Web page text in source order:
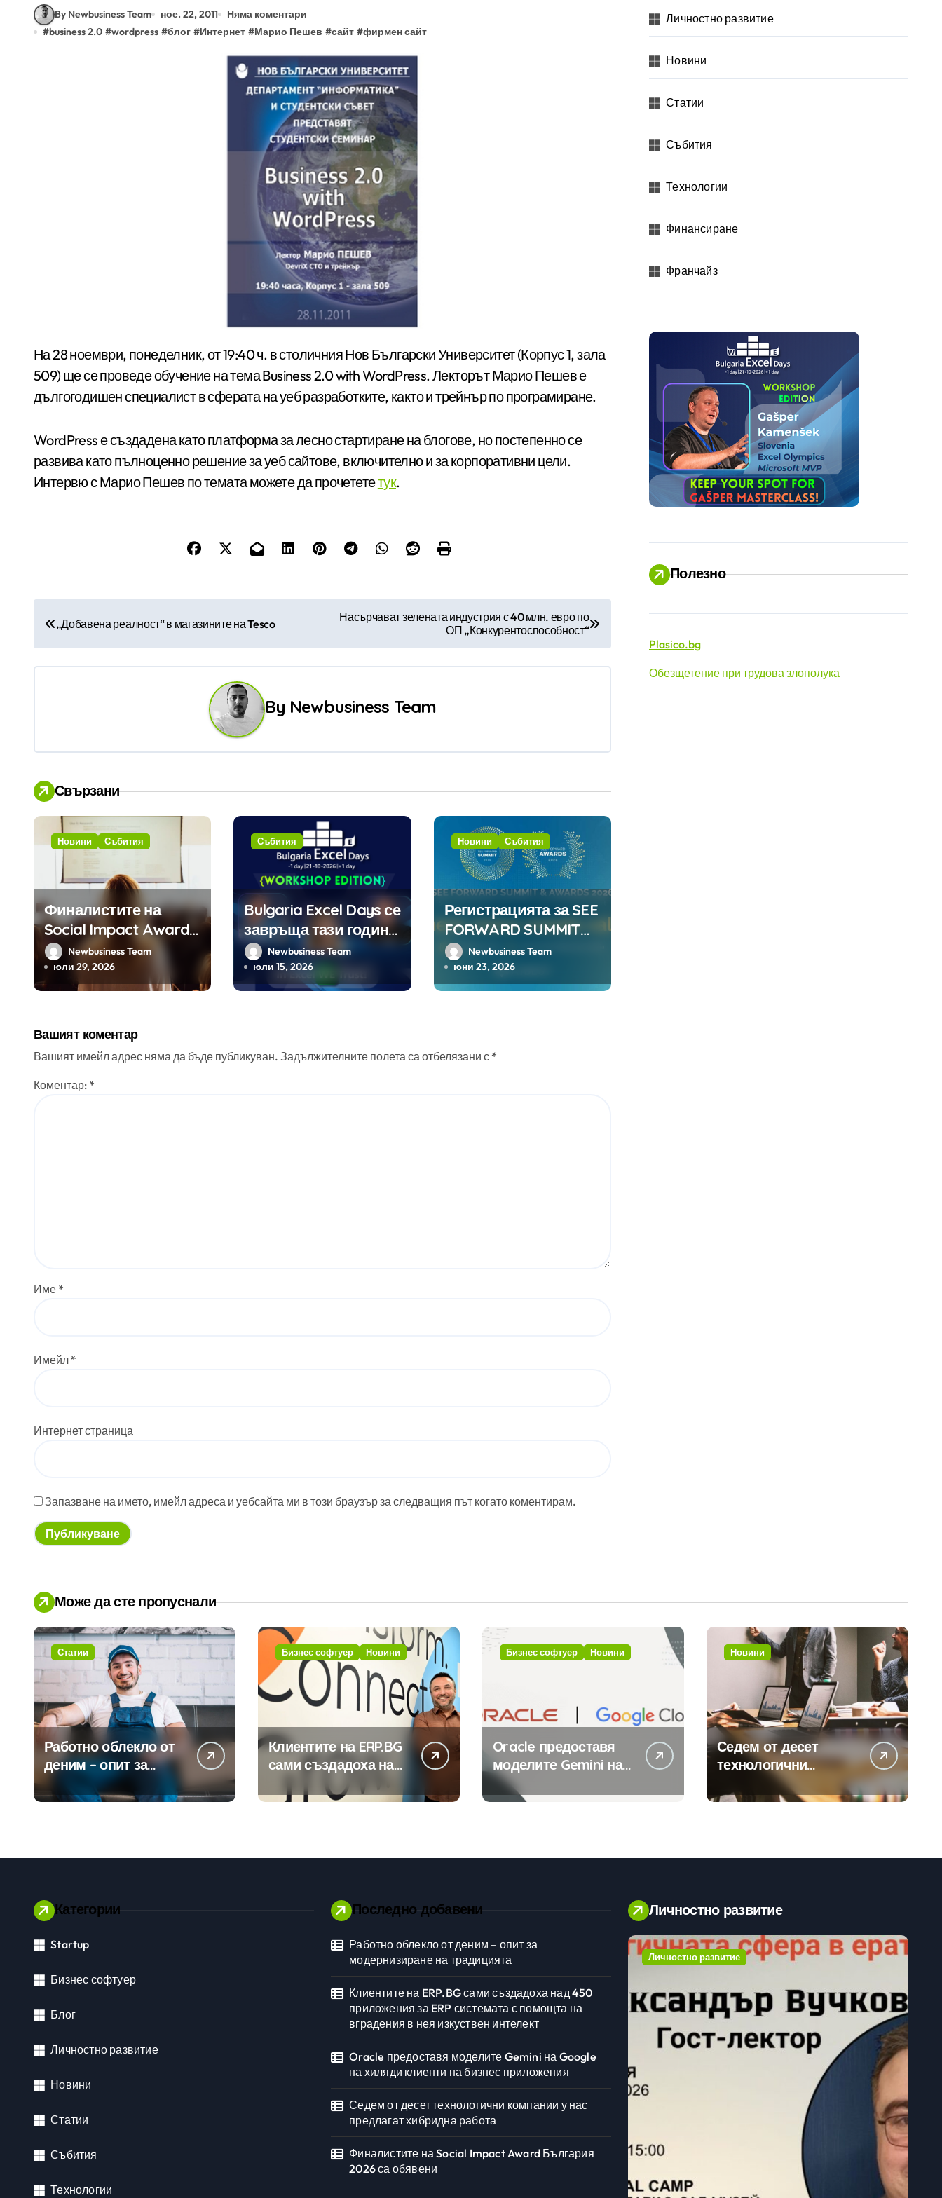
By Newbusiness Team ное. 22, 2011
Няма коментари
#business 2.0 #wordpress #блог #Интернет #Марио Пешев #сайт #фирмен сайт
На 28 ноември, понеделник, от 19:40 ч. в столичния Нов Български Университет (Корпус 1, зала
509) ще се проведе обучение на тема Business 2.0 with WordPress. Лекторът Марио Пешев е
дългогодишен специалист в сферата на уеб разработките, както и трейнър по програмиране.
WordPress е създадена като платформа за лесно стартиране на блогове, но постепенно се
развива като пълноценно решение за уеб сайтове, включително и за корпоративни цели.
Интервю с Марио Пешев по темата можете да прочетететук.
а
в
а
ц
и
я
„Добавена реалност“ в магазините на Tesco
Насърчават зелената индустрия с 40 млн. евро по
ОП „Конкурентоспособност“
By Newbusiness Team
Свързани
Новини Събития
Финалистите на
Social Impact Award
България 2026 са
обявени
Newbusiness Team
юли 29, 2026
Събития
Bulgaria Excel Days се
завръща тази година
в нов формат
Newbusiness Team
юли 15, 2026
Новини Събития
Регистрацията за SEE
FORWARD SUMMIT
2026 е отворена
Newbusiness Team
юни 23, 2026
Вашият коментар
Вашият имейл адрес няма да бъде публикуван. Задължителните полета са отбелязани с *
Коментар: *
Име *
Имейл *
Интернет страница
Запазване на името, имейл адреса и уебсайта ми в този браузър за следващия път когато коментирам.
Личностно развитие
Новини
Статии
Събития
Технологии
Финансиране
Франчайз
Полезно
Plasico.bg
Обезщетение при трудова злополука
Може да сте пропуснали
Статии
Работно облекло от
деним – опит за
модернизиране на
традицията
Бизнес софтуер Новини
Клиентите на ERP.BG
сами създадоха над
ERP системата с
изкуствен интелект
Бизнес софтуер Новини
Oracle предоставя
моделите Gemini на
Google на хиляди
клиенти на бизнес
Новини
Седем от десет
технологични
компании у нас
предлагат хибридна
Категории
Startup
Бизнес софтуер
Блог
Личностно развитие
Новини
Статии
Събития
Технологии
Последно добавени
Работно облекло от деним – опит за
модернизиране на традицията
Клиентите на ERP.BG сами създадоха над 450
приложения за ERP системата с помощта на
вградения в нея изкуствен интелект
Oracle предоставя моделите Gemini на Google
на хиляди клиенти на бизнес приложения
Седем от десет технологични компании у нас
предлагат хибридна работа
Финалистите на Social Impact Award България
2026 са обявени
Личностно развитие
Личностно развитие Личностно развитие